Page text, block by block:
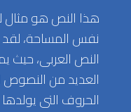
هذا النص هو
نفس المساحة،
النص العربى، حيث
العديد من النصوص
الحروف التى